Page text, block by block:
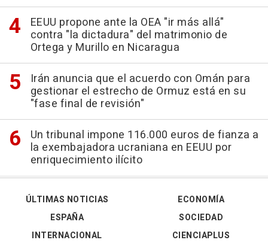
EEUU propone ante la OEA "ir más allá"
contra "la dictadura" del matrimonio de
Ortega y Murillo en Nicaragua
Irán anuncia que el acuerdo con Omán para
gestionar el estrecho de Ormuz está en su
"fase final de revisión"
Un tribunal impone 116.000 euros de fianza a
la exembajadora ucraniana en EEUU por
enriquecimiento ilícito
ÚLTIMAS NOTICIAS
ESPAÑA
INTERNACIONAL
ECONOMÍA
SOCIEDAD
CIENCIAPLUS